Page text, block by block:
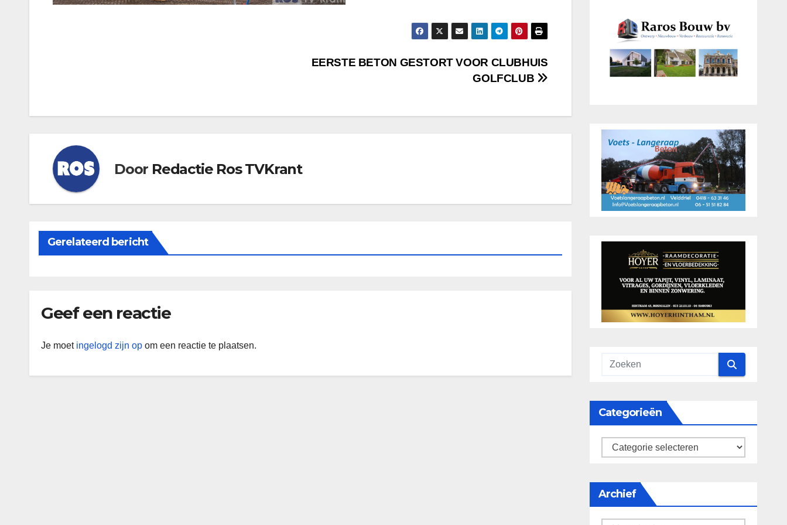
EERSTE BETON GESTORT VOOR CLUBHUIS
GOLFCLUB
Door Redactie Ros TVKrant
Gerelateerd bericht
Geef een reactie
Je moet ingelogd zijn op om een reactie te plaatsen.
Categorieën
categorieën
Archief